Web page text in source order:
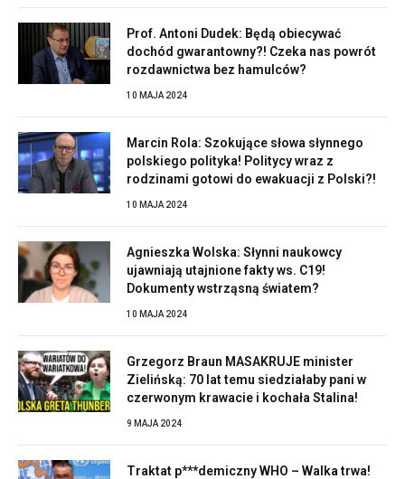
Prof. Antoni Dudek: Będą obiecywać
dochód gwarantowny?! Czeka nas powrót
rozdawnictwa bez hamulców?
10 MAJA 2024
Marcin Rola: Szokujące słowa słynnego
polskiego polityka! Politycy wraz z
rodzinami gotowi do ewakuacji z Polski?!
10 MAJA 2024
Agnieszka Wolska: Słynni naukowcy
ujawniają utajnione fakty ws. C19!
Dokumenty wstrząsną światem?
10 MAJA 2024
Grzegorz Braun MASAKRUJE minister
Zielińską: 70 lat temu siedziałaby pani w
czerwonym krawacie i kochała Stalina!
9 MAJA 2024
Traktat p***demiczny WHO – Walka trwa!